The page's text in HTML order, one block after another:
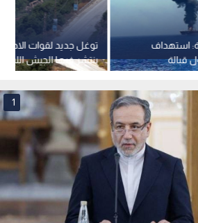
توغل جديد لقوات
ينتشر فيها الجيش
استهداف
قبالة
1